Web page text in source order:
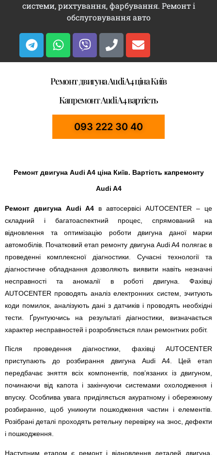
системи, рихтування, фарбування. Ремонт і
обслуговування авто
Ремонт двигуна Audi A4 ціна Київ
Капремонт Audi A4 вартість
093 222 30 40
Ремонт двигуна Audi A4 ціна Київ. Вартість капремонту
Audi A4
Ремонт двигуна Audi A4 в автосервісі AUTOCENTER – це
складний і багатоаспектний процес, спрямований на
відновлення та оптимізацію роботи двигуна даної марки
автомобілів. Початковий етап ремонту двигуна Audi A4 полягає в
проведенні комплексної діагностики. Сучасні технології та
діагностичне обладнання дозволяють виявити навіть незначні
несправності та аномалії в роботі двигуна. Фахівці
AUTOCENTER проводять аналіз електронних систем, зчитують
коди помилок, аналізують дані з датчиків і проводять необхідні
тести. Ґрунтуючись на результаті діагностики, визначається
характер несправностей і розробляється план ремонтних робіт.
Після проведення діагностики, фахівці AUTOCENTER
приступають до розбирання двигуна Audi A4. Цей етап
передбачає зняття всіх компонентів, пов’язаних із двигуном,
починаючи від капота і закінчуючи системами охолодження і
впуску. Особлива увага приділяється акуратному і обережному
розбиранню, щоб уникнути пошкодження частин і елементів.
Розібрані деталі проходять ретельну перевірку на знос, дефекти
і пошкодження.
Наступним етапом є ремонт і відновлення деталей двигуна.